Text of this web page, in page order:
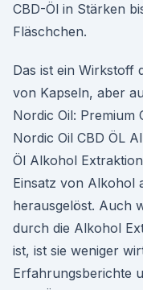
CBD-Öl in Stärken
Fläschchen.
Das ist ein Wirkstoff
von Kapseln, aber
Nordic Oil: Premium
Nordic Oil CBD ÖL
Öl Alkohol
Einsatz von Alkohol
herausgelöst. Auch
durch die Alkohol
ist, ist sie weniger
Erfahrungsberichte